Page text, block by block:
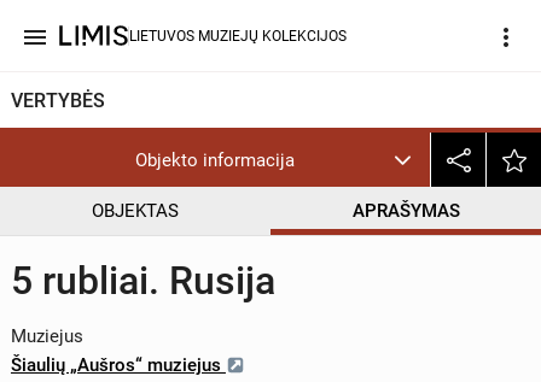
menu LIETUVOS MUZIEJŲ KOLEKCIJOS more_vert
VERTYBĖS
Objekto informacija
OBJEKTAS APRAŠYMAS
5 rubliai. Rusija
Muziejus
Šiaulių „Aušros“ muziejus